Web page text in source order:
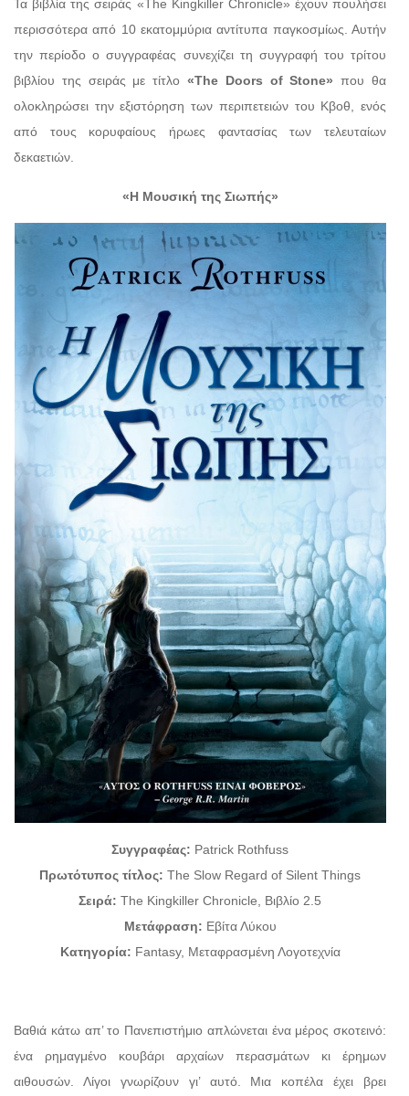
Τα βιβλία της σειράς «The Kingkiller Chronicle» έχουν πουλήσει
περισσότερα από 10 εκατομμύρια αντίτυπα παγκοσμίως. Αυτήν
την περίοδο ο συγγραφέας συνεχίζει τη συγγραφή του τρίτου
βιβλίου της σειράς με τίτλο «The Doors of Stone» που θα
ολοκληρώσει την εξιστόρηση των περιπετειών του Κβοθ, ενός
από τους κορυφαίους ήρωες φαντασίας των τελευταίων
δεκαετιών.
«Η Μουσική της Σιωπής»
Συγγραφέας: Patrick Rothfuss
Πρωτότυπος τίτλος: The Slow Regard of Silent Things
Σειρά: The Kingkiller Chronicle, Βιβλίο 2.5
Μετάφραση: Εβίτα Λύκου
Κατηγορία: Fantasy, Μεταφρασμένη Λογοτεχνία
Βαθιά κάτω απ’ το Πανεπιστήμιο απλώνεται ένα μέρος σκοτεινό:
ένα ρημαγμένο κουβάρι αρχαίων περασμάτων κι έρημων
αιθουσών. Λίγοι γνωρίζουν γι’ αυτό. Μια κοπέλα έχει βρει